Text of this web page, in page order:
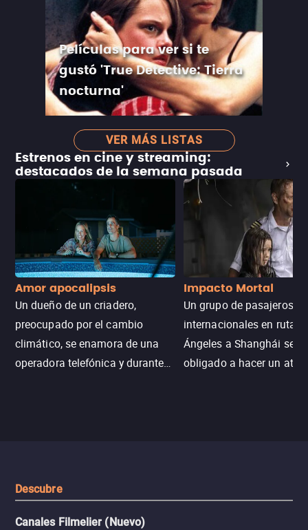
Películas para ver si te
gustó 'True Detective: Tierra
nocturna'
VER MÁS LISTAS
Estrenos en cine y streaming:
destacados de la semana pasada
Amor apocalipsis
Un dueño de un criadero,
preocupado por el cambio
climático, se enamora de una
operadora telefónica y durante
Impacto Mortal
Un grupo de pasajeros
internacionales en ruta
Ángeles a Shanghái se ve
obligado a hacer un
Descubre
Canales Filmelier (Nuevo)